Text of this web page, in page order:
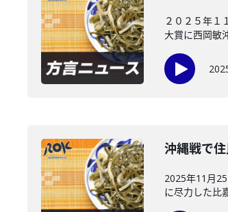
２０２５年１
大賞に西岡敏
沖縄戦で
2025年11月
に尽力した比